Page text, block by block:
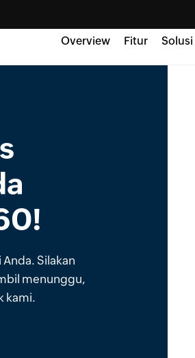
Overview Fitur Solusi
Silakan
menunggu,
kami.